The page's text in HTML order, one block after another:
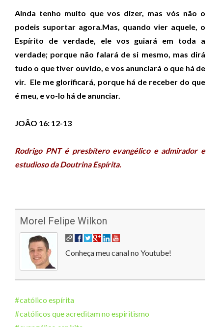
Ainda tenho muito que vos dizer, mas vós não o
podeis suportar agora.Mas, quando vier aquele, o
Espírito de verdade, ele vos guiará em toda a
verdade; porque não falará de si mesmo, mas dirá
tudo o que tiver ouvido, e vos anunciará o que há de
vir. Ele me glorificará, porque há de receber do que
é meu, e vo-lo há de anunciar.
JOÃO 16: 12-13
Rodrigo PNT é presbítero evangélico e admirador e
estudioso da Doutrina Espírita.
Morel Felipe Wilkon
Conheça meu canal no Youtube!
católico espírita
católicos que acreditam no espiritismo